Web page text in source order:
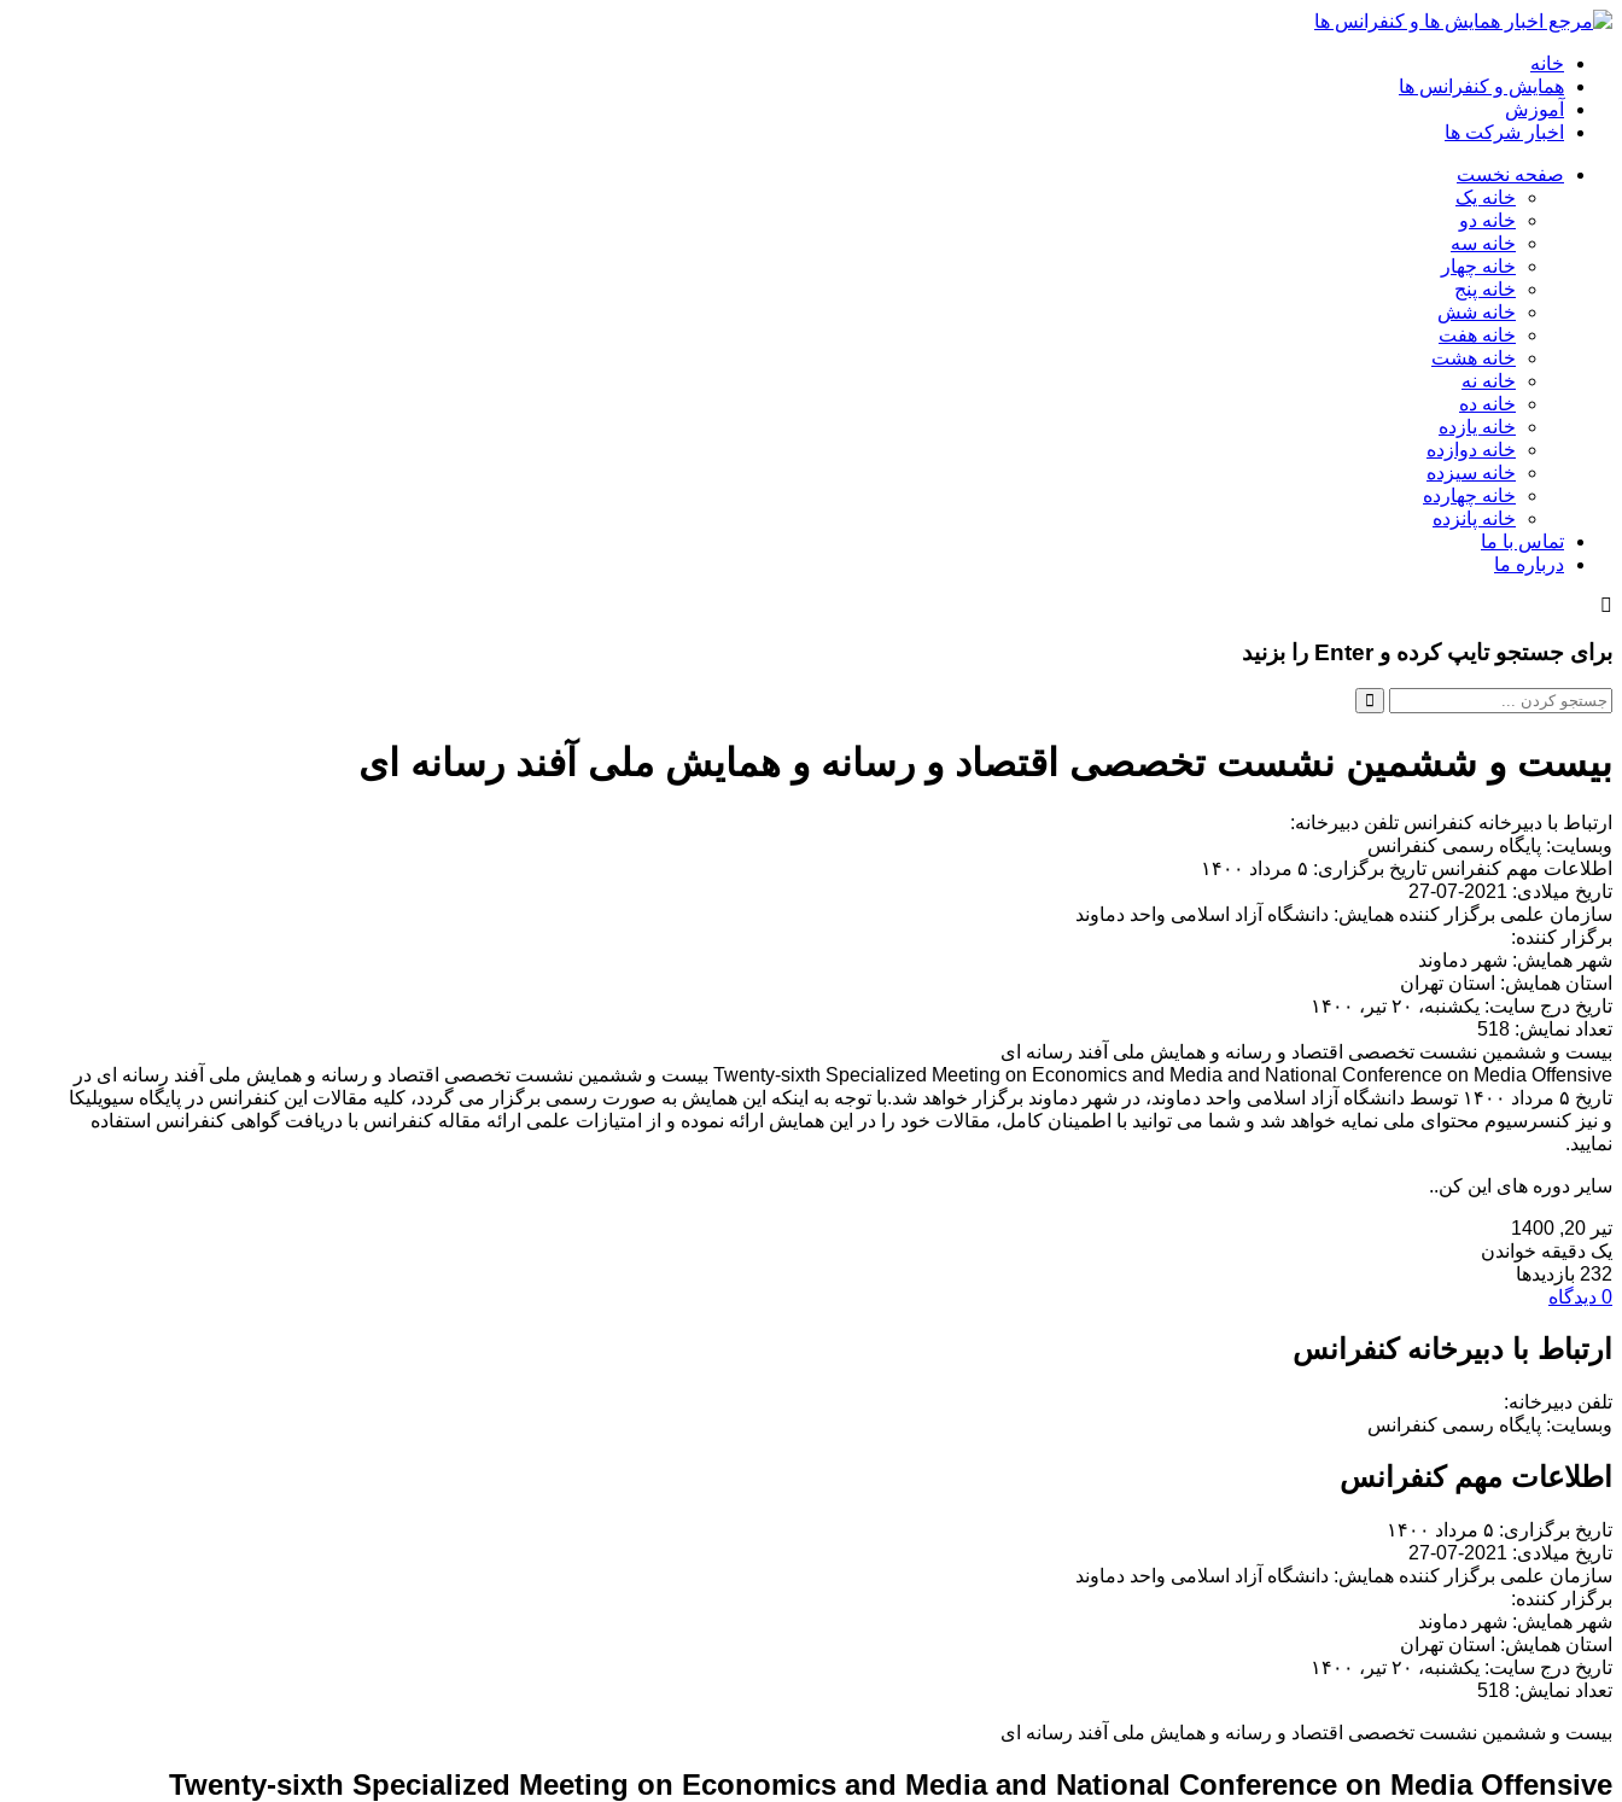
خانه
همایش و کنفرانس ها
آموزش
اخبار شرکت ها
صفحه نخست
خانه یک
خانه دو
خانه سه
خانه چهار
خانه پنج
خانه شش
خانه هفت
خانه هشت
خانه نه
خانه ده
خانه یازده
خانه دوازده
خانه سیزده
خانه چهارده
خانه پانزده
تماس با ما
درباره ما
برای جستجو تایپ کرده و Enter را بزنید
بیست و ششمین نشست تخصصی اقتصاد و رسانه و همایش ملی آفند رسانه ای
ارتباط با دبیرخانه کنفرانس تلفن دبیرخانه:
وبسایت: پایگاه رسمی کنفرانس
اطلاعات مهم کنفرانس تاریخ برگزاری: ۵ مرداد ۱۴۰۰
تاریخ میلادی: 2021-07-27
سازمان علمی برگزار کننده همایش: دانشگاه آزاد اسلامی واحد دماوند
برگزار کننده:
شهر همایش: شهر دماوند
استان همایش: استان تهران
تاریخ درج سایت: یکشنبه، ۲۰ تیر، ۱۴۰۰
تعداد نمایش: 518
بیست و ششمین نشست تخصصی اقتصاد و رسانه و همایش ملی آفند رسانه ای
Twenty-sixth Specialized Meeting on Economics and Media and National Conference on Media Offensive بیست و ششمین نشست تخصصی اقتصاد و رسانه و همایش ملی آفند رسانه ای در
تاریخ ۵ مرداد ۱۴۰۰ توسط دانشگاه آزاد اسلامی واحد دماوند، در شهر دماوند برگزار خواهد شد.با توجه به اینکه این همایش به صورت رسمی برگزار می گردد، کلیه مقالات این کنفرانس در پایگاه سیویلیکا
و نیز کنسرسیوم محتوای ملی نمایه خواهد شد و شما می توانید با اطمینان کامل، مقالات خود را در این همایش ارائه نموده و از امتیازات علمی ارائه مقاله کنفرانس با دریافت گواهی کنفرانس استفاده
نمایید.
سایر دوره های این کن..
تیر 20, 1400
یک دقیقه خواندن
232 بازدیدها
0 دیدگاه
ارتباط با دبیرخانه کنفرانس
تلفن دبیرخانه:
وبسایت: پایگاه رسمی کنفرانس
اطلاعات مهم کنفرانس
تاریخ برگزاری: ۵ مرداد ۱۴۰۰
تاریخ میلادی: 2021-07-27
سازمان علمی برگزار کننده همایش: دانشگاه آزاد اسلامی واحد دماوند
برگزار کننده:
شهر همایش: شهر دماوند
استان همایش: استان تهران
تاریخ درج سایت: یکشنبه، ۲۰ تیر، ۱۴۰۰
تعداد نمایش: 518
بیست و ششمین نشست تخصصی اقتصاد و رسانه و همایش ملی آفند رسانه ای
Twenty-sixth Specialized Meeting on Economics and Media and National Conference on Media Offensive